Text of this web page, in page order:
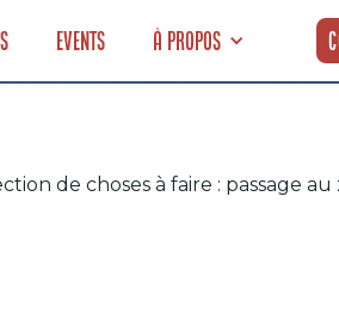
Events À propos
28
de choses à faire : passage au